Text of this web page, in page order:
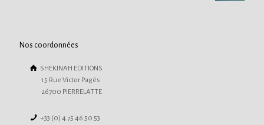
Nos coordonnées
SHEKINAH EDITIONS
15 Rue Victor Pagès
26700 PIERRELATTE
+33 (0) 4 75 46 50 53